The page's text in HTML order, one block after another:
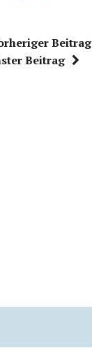
Beitrag
Beitrag